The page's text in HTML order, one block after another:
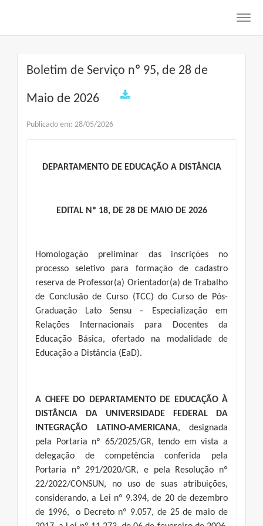
Boletim de Serviço nº 95, de 28 de
Maio de 2026
Publicado em: 28/05/2026
DEPARTAMENTO DE EDUCAÇÃO A DISTÂNCIA
EDITAL Nº 18, DE 28 DE MAIO DE 2026
Homologação preliminar das inscrições no
processo seletivo para formação de cadastro
reserva de Professor(a) Orientador(a) de Trabalho
de Conclusão de Curso (TCC) do Curso de Pós-
Graduação Lato Sensu – Especialização em
Relações Internacionais para Docentes da
Educação Básica, ofertado na modalidade de
Educação a Distância (EaD).
A CHEFE DO DEPARTAMENTO DE EDUCAÇÃO À
DISTÂNCIA DA UNIVERSIDADE FEDERAL DA
INTEGRAÇÃO LATINO-AMERICANA, designada
pela Portaria nº 65/2025/GR, tendo em vista a
delegação de competência conferida pela
Portaria nº 291/2020/GR, e pela Resolução nº
22/2022/CONSUN, no uso de suas atribuições,
considerando, a Lei nº 9.394, de 20 de dezembro
de 1996, o Decreto nº 9.057, de 25 de maio de